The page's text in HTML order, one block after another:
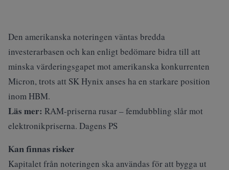
Den amerikanska noteringen väntas bredda
investerarbasen och kan enligt bedömare bidra till att
minska värderingsgapet mot amerikanska konkurrenten
Micron, trots att SK Hynix anses ha en starkare position
inom HBM.
Läs mer: RAM-priserna rusar – femdubbling slår mot
elektronikpriserna. Dagens PS
Kan finnas risker
Kapitalet från noteringen ska användas för att bygga ut